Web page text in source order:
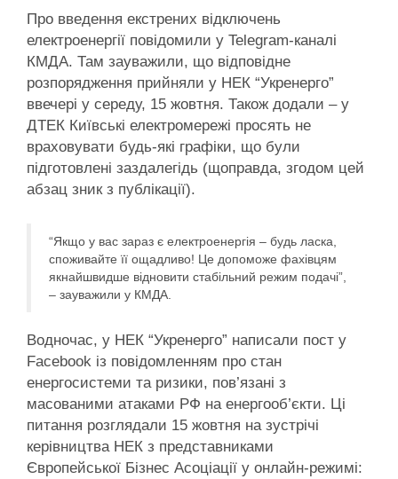
Про введення екстрених відключень
електроенергії повідомили у Telegram-каналі
КМДА. Там зауважили, що відповідне
розпорядження прийняли у НЕК “Укренерго”
ввечері у середу, 15 жовтня. Також додали – у
ДТЕК Київські електромережі просять не
враховувати будь-які графіки, що були
підготовлені заздалегідь (щоправда, згодом цей
абзац зник з публікації).
“Якщо у вас зараз є електроенергія – будь ласка,
споживайте її ощадливо! Це допоможе фахівцям
якнайшвидше відновити стабільний режим подачі”,
– зауважили у КМДА.
Водночас, у НЕК “Укренерго” написали пост у
Facebook із повідомленням про стан
енергосистеми та ризики, пов’язані з
масованими атаками РФ на енергооб’єкти. Ці
питання розглядали 15 жовтня на зустрічі
керівництва НЕК з представниками
Європейської Бізнес Асоціації у онлайн-режимі: